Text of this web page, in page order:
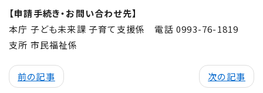
【申請手続き・お問い合わせ先】
本庁 子ども未来課 子育て支援係 電話 0993-76-1819
支所 市民福祉係
前の記事 次の記事